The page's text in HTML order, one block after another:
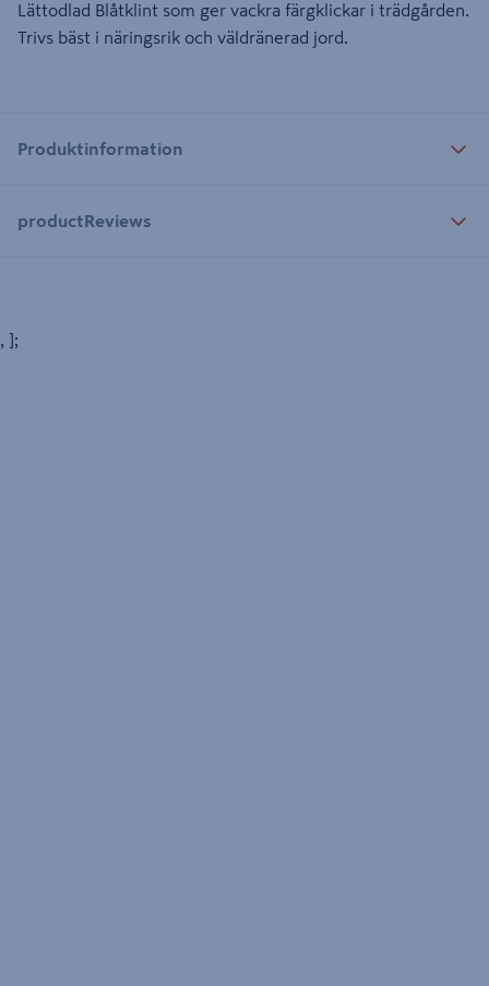
Lättodlad Blåtklint som ger vackra färgklickar i trädgården.
Trivs bäst i näringsrik och väldränerad jord.
Produktinformation
productReviews
, ];